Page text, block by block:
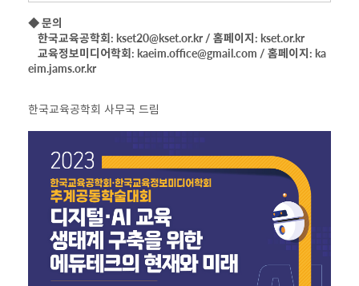
◆문의
한국교육공학회: kset20@kset.or.kr / 홈페이지: kset.or.kr
교육정보미디어학회: kaeim.office@gmail.com / 홈페이지: ka
eim.jams.or.kr
한국교육공학회 사무국 드림